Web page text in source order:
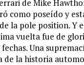
de Mike
como poseído y
la pole position.
vuelta fue de
Una
de la historia